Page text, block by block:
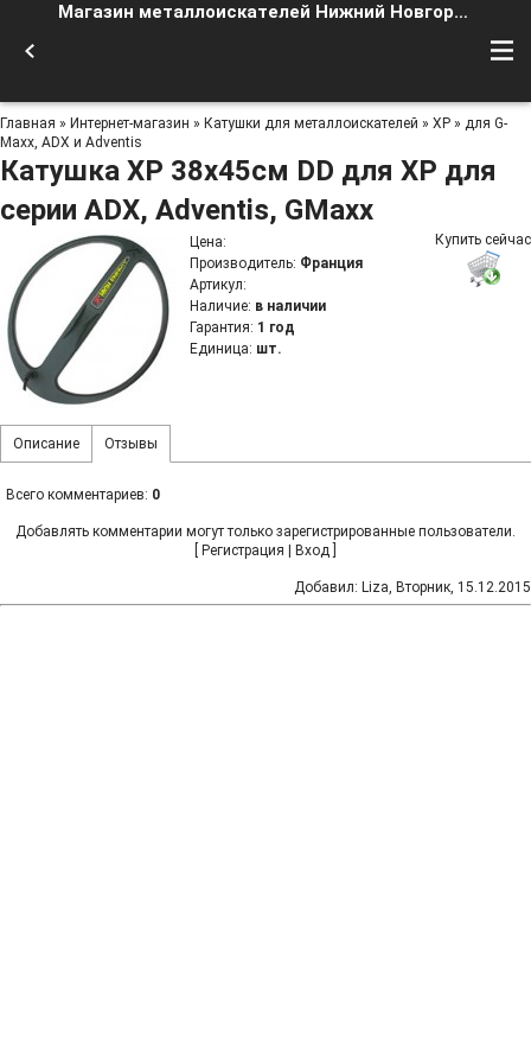
Магазин металлоискателей Нижний Новгород
Главная » Интернет-магазин » Катушки для металлоискателей » XP » для G-
Maxx, ADX и Adventis
Катушка XP 38x45см DD для XP для
серии ADX, Adventis, GMaxx
Цена:
Производитель: Франция
Артикул:
Наличие: в наличии
Гарантия: 1 год
Единица: шт.
Купить сейчас
Описание Отзывы
Всего комментариев: 0
Добавлять комментарии могут только зарегистрированные пользователи.
Регистрация Вход
Добавил: Liza, Вторник, 15.12.2015